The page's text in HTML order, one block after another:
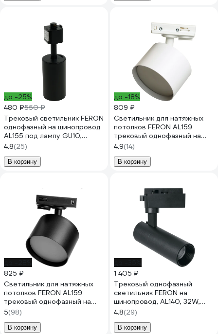
до -25%
480 ₽550 ₽
Трековый светильник FERON
однофазный на шинопровод
AL155 под лампу GU10,
черный 32474
4.8(25)
В корзину
до -18%
809 ₽
Светильник для натяжных
потолков FERON AL159
трековый однофазный на
шинопровод под лампу
GX53, белый 41366
4.9(14)
В корзину
825 ₽
Светильник для натяжных
потолков FERON AL159
трековый однофазный на
шинопровод под лампу
GX53, черный, 41367
5(98)
В корзину
1 405 ₽
Трековый однофазный
светильник FERON на
шинопровод, AL140, 32W,
4000К белый, 2880Lm,
черный, 41614
4.8(29)
В корзину